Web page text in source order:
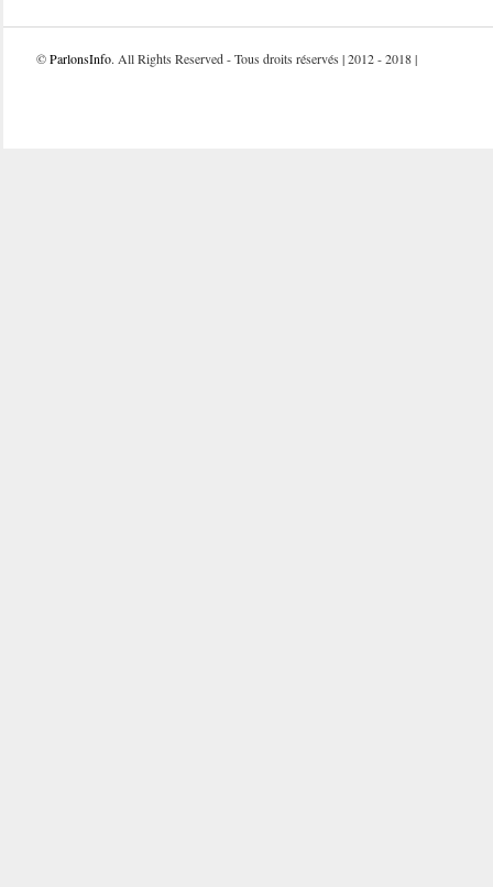
©ParlonsInfo. All Rights Reserved - Tous droits réservés | 2012 - 2018 |